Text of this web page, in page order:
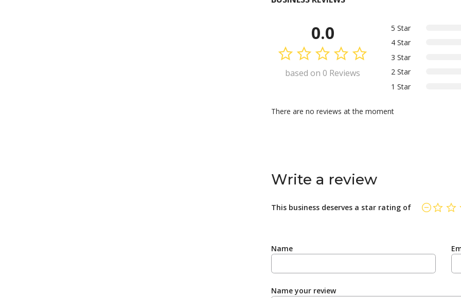
0.0
based on 0 Reviews
5 Star
4 Star
3 Star
2 Star
1 Star
There are no reviews at the moment
Write a review
This business deserves a star rating of
Name
Name your review